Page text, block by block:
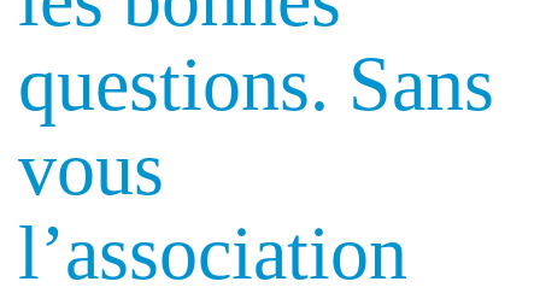
questions. Sans
vous
l’association